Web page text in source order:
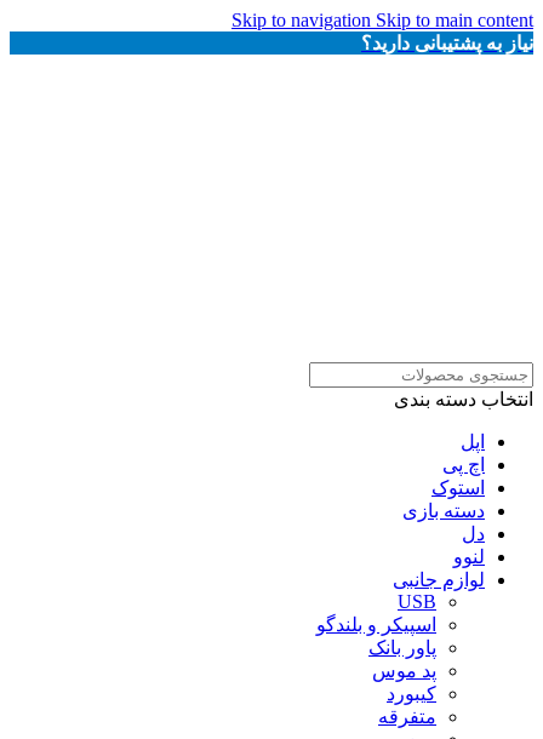
Skip to navigation Skip to main content
نیاز به پشتیبانی دارید؟
انتخاب دسته بندی
اپل
اچ پی
استوک
دسته بازی
دل
لنوو
لوازم جانبی
USB
اسپیکر و بلندگو
پاور بانک
پد موس
کیبورد
متفرقه